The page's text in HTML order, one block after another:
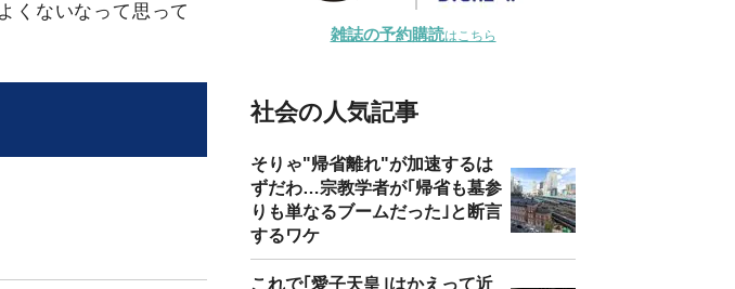
くないなって思って
雑誌の予約購読はこちら
社会の人気記事
そりゃ"帰省離れ"が加速するは
ずだわ…宗教学者が｢帰省も墓参
りも単なるブームだった｣と断言
するワケ
これで｢愛子天皇｣はかえって近